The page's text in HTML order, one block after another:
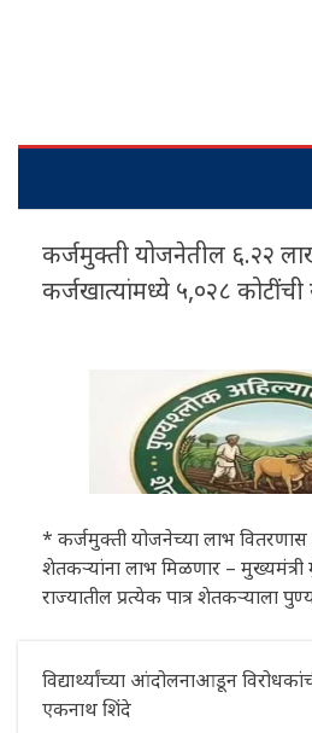
कर्जमुक्ती योजनेतील ६.२२
कर्जखात्यांमध्ये ५,०२८
* कर्जमुक्ती योजनेच्या लाभ वितरणास
शेतकऱ्यांना लाभ मिळणार – मुख्यमंत्री मुंबई, 07 ऑगस्ट (हिं.स.) :
राज्यातील प्रत्येक पात्र शेतकऱ्याला
विद्यार्थ्यांच्या आंदोलनाआडून
एकनाथ शिंदे